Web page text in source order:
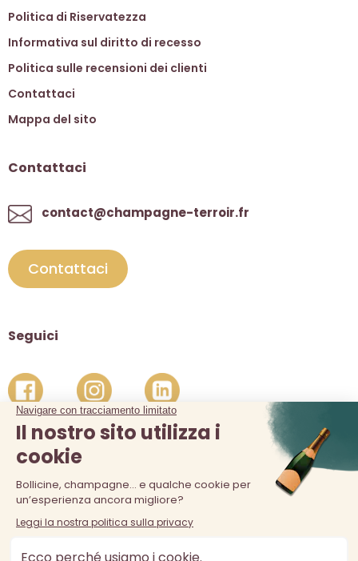
Politica di Riservatezza
Informativa sul diritto di recesso
Politica sulle recensioni dei clienti
Contattaci
Mappa del sito
Contattaci
contact@champagne-terroir.fr
Contattaci
Seguici